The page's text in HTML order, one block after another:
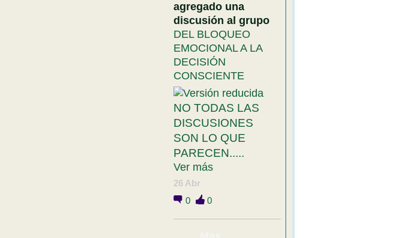
agregado una
discusión al grupo
DEL BLOQUEO
EMOCIONAL A LA
DECISIÓN
CONSCIENTE
NO TODAS LAS
DISCUSIONES
SON LO QUE
PARECEN.....
Ver más
26 Abr
0
0